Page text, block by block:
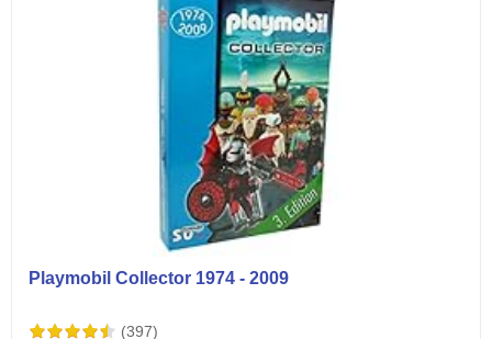
Playmobil Collector 1974 - 2009
(397)